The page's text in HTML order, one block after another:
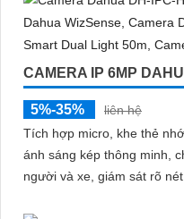
CAMERA IP 6MP
5%-35%
liên hệ
Tích hợp micro, khe thẻ
ánh sáng kép thông minh,
người và xe, giám sát rõ